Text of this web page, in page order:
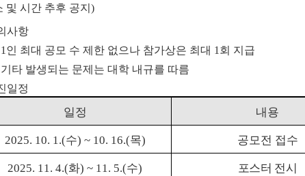
및 시간 추후 공지)
사항
인 최대 공모 수 제한 없으나 참가상은 최대 1 회 지급
기타 발생되는 문제는 대학 내규를 따름
일정
일정 내용
2025. 10. 1.(수) ~ 10. 16.(목) 공모전 접수
2025. 11. 4.(화) ~ 11. 5.(수) 포스터 전시